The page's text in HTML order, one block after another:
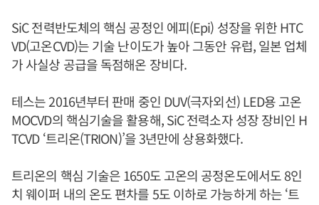
SiC 전력반도체의 핵심 공정인 에피(Epi) 성장을 위한 HTC
VD(고온CVD)는 기술 난이도가 높아 그동안 유럽, 일본 업체
가 사실상 공급을 독점해온 장비다.
테스는 2016년부터 판매 중인 DUV(극자외선) LED용 고온
MOCVD의 핵심기술을 활용해, SiC 전력소자 성장 장비인 H
TCVD ‘트리온(TRION)’을 3년만에 상용화했다.
트리온의 핵심 기술은 1650도 고온의 공정온도에서도 8인
치 웨이퍼 내의 온도 편차를 5도 이하로 가능하게 하는 ‘트